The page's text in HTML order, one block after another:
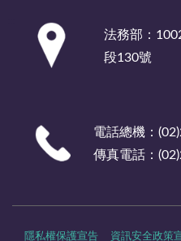
法務部：
段130號
電話總機：
傳真電話：
隱私權保護宣告 資訊安全政策